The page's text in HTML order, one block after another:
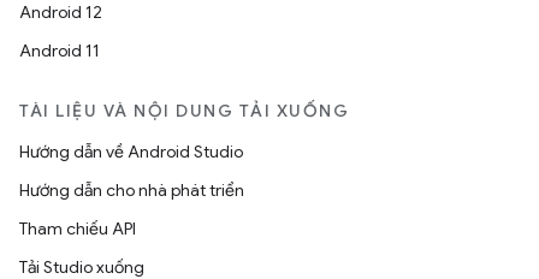
Android 12
Android 11
TÀI LIỆU VÀ NỘI DUNG TẢI XUỐNG
Hướng dẫn về Android Studio
Hướng dẫn cho nhà phát triển
Tham chiếu API
Tải Studio xuống